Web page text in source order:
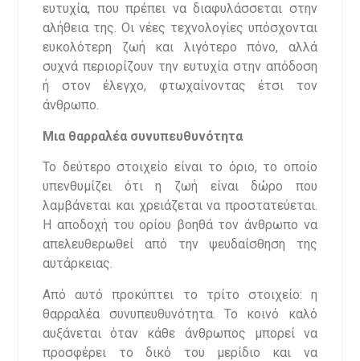
ευτυχία, που πρέπει να διαφυλάσσεται στην
αλήθεια της. Οι νέες τεχνολογίες υπόσχονται
ευκολότερη ζωή και λιγότερο πόνο, αλλά
συχνά περιορίζουν την ευτυχία στην απόδοση
ή στον έλεγχο, φτωχαίνοντας έτσι τον
άνθρωπο.
Μια θαρραλέα συνυπευθυνότητα
Το δεύτερο στοιχείο είναι το όριο, το οποίο
υπενθυμίζει ότι η ζωή είναι δώρο που
λαμβάνεται και χρειάζεται να προστατεύεται.
Η αποδοχή του ορίου βοηθά τον άνθρωπο να
απελευθερωθεί από την ψευδαίσθηση της
αυτάρκειας.
Από αυτό προκύπτει το τρίτο στοιχείο: η
θαρραλέα συνυπευθυνότητα. Το κοινό καλό
αυξάνεται όταν κάθε άνθρωπος μπορεί να
προσφέρει το δικό του μερίδιο και να